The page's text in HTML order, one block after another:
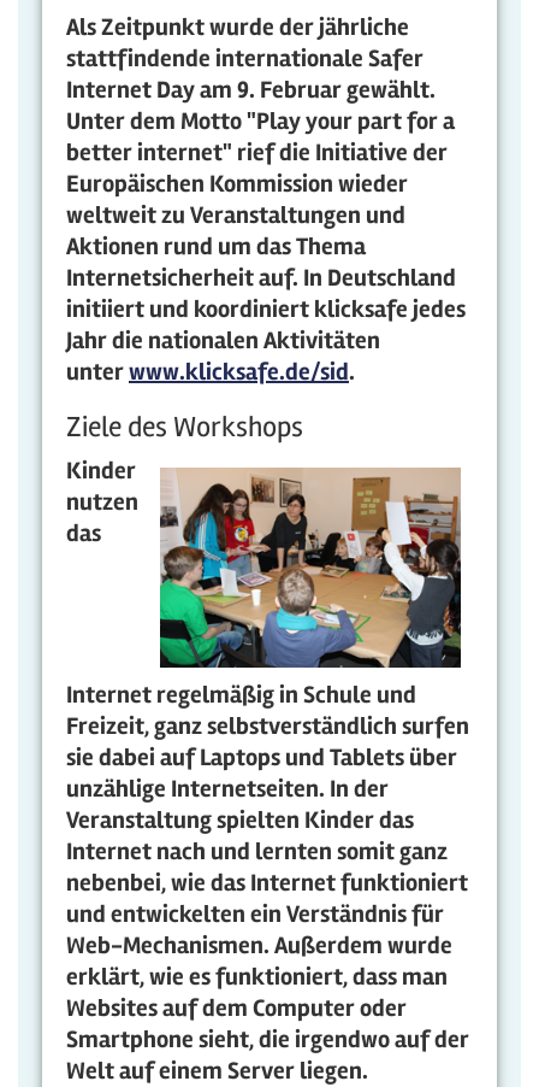
Als Zeitpunkt wurde der jährliche
stattfindende internationale Safer
Internet Day am 9. Februar gewählt.
Unter dem Motto "Play your part for a
better internet" rief die Initiative der
Europäischen Kommission wieder
weltweit zu Veranstaltungen und
Aktionen rund um das Thema
Internetsicherheit auf. In Deutschland
initiiert und koordiniert klicksafe jedes
Jahr die nationalen Aktivitäten
unterwww.klicksafe.de/sid.
Ziele des Workshops
Kinder
nutzen
das
Internet regelmäßig in Schule und
Freizeit, ganz selbstverständlich surfen
sie dabei auf Laptops und Tablets über
unzählige Internetseiten. In der
Veranstaltung spielten Kinder das
Internet nach und lernten somit ganz
nebenbei, wie das Internet funktioniert
und entwickelten ein Verständnis für
Web-Mechanismen. Außerdem wurde
erklärt, wie es funktioniert, dass man
Websites auf dem Computer oder
Smartphone sieht, die irgendwo auf der
Welt auf einem Server liegen.